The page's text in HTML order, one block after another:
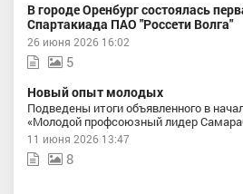
В городе Оренбург состоялась
Спартакиада ПАО "Россети Волга"
26 июня 2026 16:02
5
Новый опыт молодых
Подведены итоги объявленного в
«Молодой профсоюзный лидер
11 июня 2026 13:47
8